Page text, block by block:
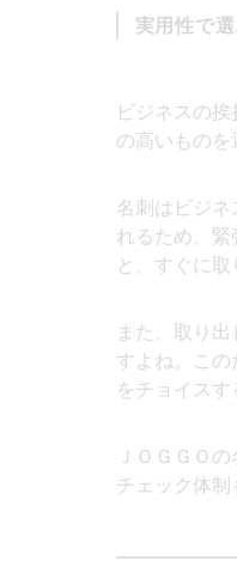
実用性で
ビジネスの
の高いものを
名刺はビジ
れるため、
と、すぐに
また、取り
すよね。こ
をチョイスす
ＪＯＧＧＯ
チェック体制